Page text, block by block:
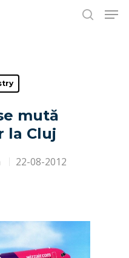
to close
mută
la Cluj
22-08-2012